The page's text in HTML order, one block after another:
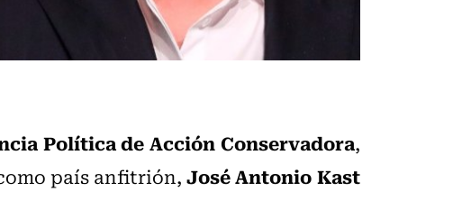
Política de Acción Conservadora,
país anfitrión,José Antonio Kast